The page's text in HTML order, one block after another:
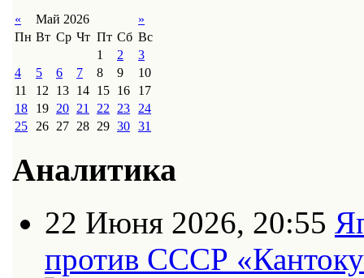
« Май 2026
»
Пн Вт Ср Чт Пт Сб Вс
1
2
3
4
5 6 7 8 9
10
11
12 13 14 15 16
17
18
19 20 21 22 23
24
25
26 27 28 29 30 31
Аналитика
22 Июня 2026, 20:55
против СССР